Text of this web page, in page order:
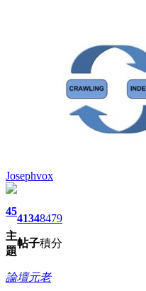
Josephvox
45
主
題
4134
帖子
8479
積分
論壇元老